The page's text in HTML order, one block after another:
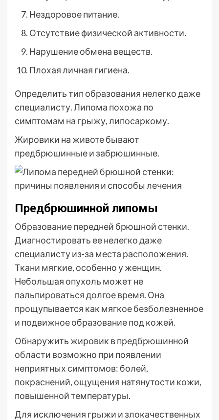
Нездоровое питание.
Отсутствие физической активности.
Нарушение обмена веществ.
Плохая личная гигиена.
Определить тип образования нелегко даже
специалисту. Липома похожа по
симптомам на грыжу, липосаркому.
Жировики на животе бывают
предбрюшинные и забрюшинные.
Предбрюшинной липомы
Образование передней брюшной стенки.
Диагностировать ее нелегко даже
специалисту из-за места расположения.
Ткани мягкие, особенно у женщин.
Небольшая опухоль может не
пальпироваться долгое время. Она
прощупывается как мягкое безболезненное
и подвижное образование под кожей.
Обнаружить жировик в предбрюшинной
области возможно при появлении
неприятных симптомов: болей,
покраснений, ощущения натянутости кожи,
повышенной температуры.
Для исключения грыжи и злокачественных